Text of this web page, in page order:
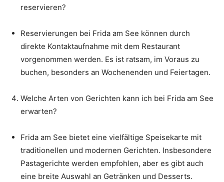
reservieren?
Reservierungen bei Frida am See können durch
direkte Kontaktaufnahme mit dem Restaurant
vorgenommen werden. Es ist ratsam, im Voraus zu
buchen, besonders an Wochenenden und Feiertagen.
Welche Arten von Gerichten kann ich bei Frida am See
erwarten?
Frida am See bietet eine vielfältige Speisekarte mit
traditionellen und modernen Gerichten. Insbesondere
Pastagerichte werden empfohlen, aber es gibt auch
eine breite Auswahl an Getränken und Desserts.